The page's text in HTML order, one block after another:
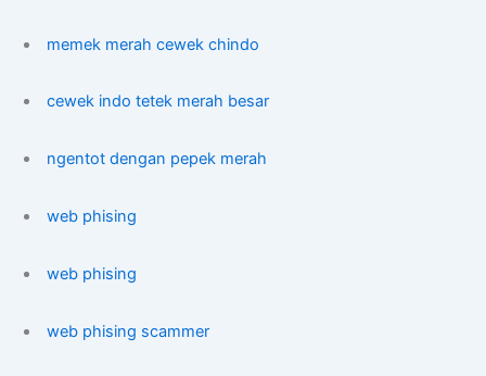
memek merah cewek chindo
cewek indo tetek merah besar
ngentot dengan pepek merah
web phising
web phising
web phising scammer